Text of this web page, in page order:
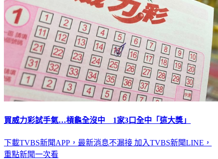
買威力彩試手氣…槓龜全沒中 1家3口全中「這大獎」
下載TVBS新聞APP，最新消息不漏接 加入TVBS新聞LINE，
重點新聞一次看